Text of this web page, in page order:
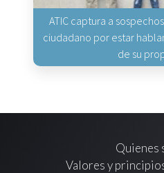
ATIC captura a
ciudadano por estar
de su
Quienes
Valores y